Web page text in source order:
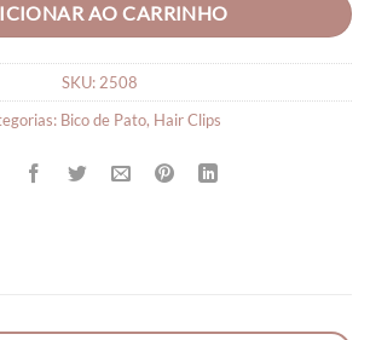
AO CARRINHO
SKU: 2508
Bico de Pato, Hair Clips